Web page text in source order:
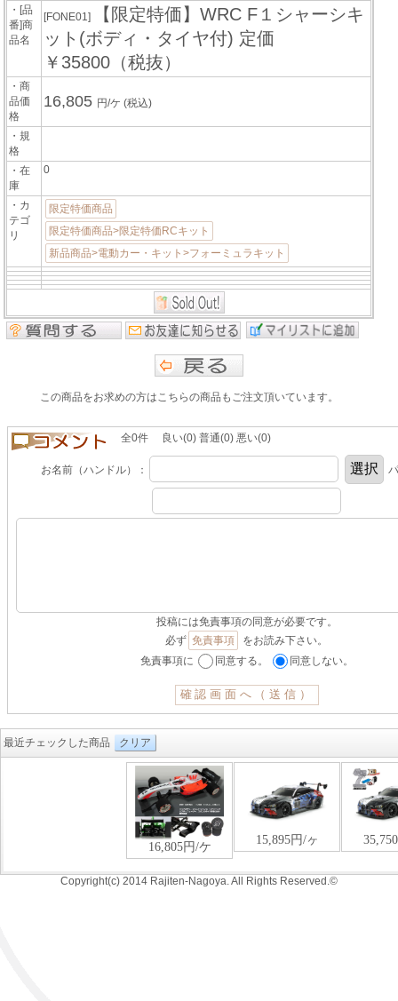
・[品
番]商
品名
[FONE01]
【限定特価】WRC F１シャーシキ
ット(ボディ・タイヤ付) 定価
￥35800（税抜）
・商
品価
格
16,805 円/ケ(税込)
・規
格
・在
庫
0
・カ
テゴ
リ
限定特価商品
限定特価商品>限定特価RCキット
新品商品>電動カー・キット>フォーミュラキット
この商品をお求めの方はこちらの商品もご注文頂いています。
全0件 良い(0) 普通(0) 悪い(0)
お名前（ハンドル）：
投稿には免責事項の同意が必要です。
必ず 免責事項
をお読み下さい。
免責事項に
同意する。 同意しない。
最近チェックした商品 クリア
Copyright(c) 2014 Rajiten-Nagoya. All Rights Reserved.©